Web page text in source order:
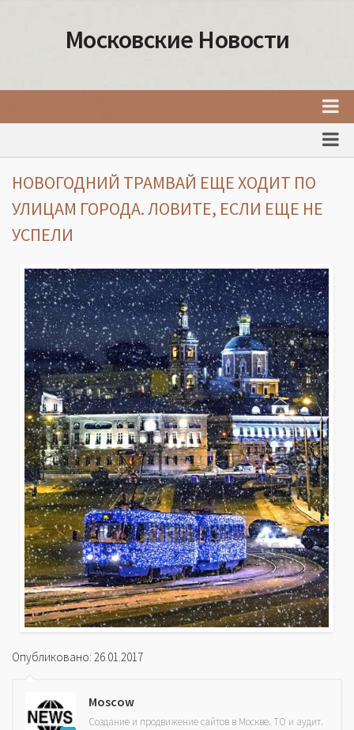
Московские Новости
События Москвы
Москва
Товары и услуги Москвы
НОВОГОДНИЙ ТРАМВАЙ ЕЩЕ ХОДИТ ПО
УЛИЦАМ ГОРОДА. ЛОВИТЕ, ЕСЛИ ЕЩЕ НЕ
УСПЕЛИ
Опубликовано: 26.01.2017
Moscow
Создание и продвижение сайтов в Москве. ТО и аудит.